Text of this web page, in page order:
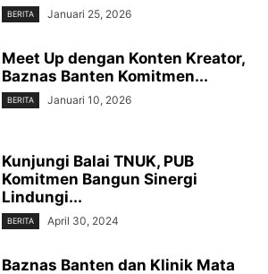
BERITA Januari 25, 2026
Meet Up dengan Konten Kreator,
Baznas Banten Komitmen...
BERITA Januari 10, 2026
Kunjungi Balai TNUK, PUB
Komitmen Bangun Sinergi
Lindungi...
BERITA April 30, 2024
Baznas Banten dan Klinik Mata